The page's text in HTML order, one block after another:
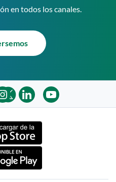
en todos los canales.